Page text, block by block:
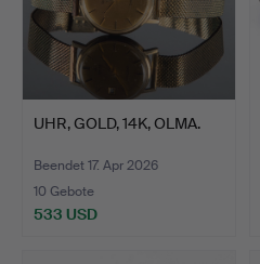
UHR, GOLD, 14K, OLMA.
Beendet 17. Apr 2026
10 Gebote
533 USD